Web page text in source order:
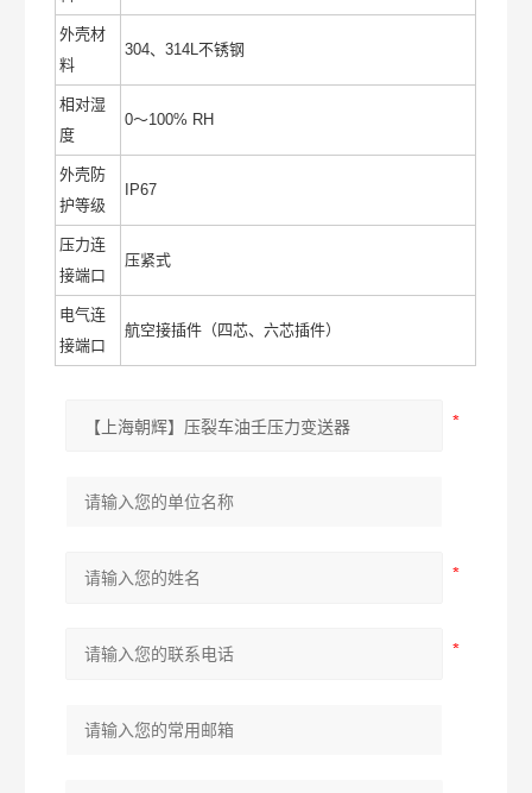
外壳材
料
304、314L不锈钢
相对湿
度
0～100% RH
外壳防
护等级
IP67
压力连
接端口
压紧式
电气连
接端口
航空接插件（四芯、六芯插件）